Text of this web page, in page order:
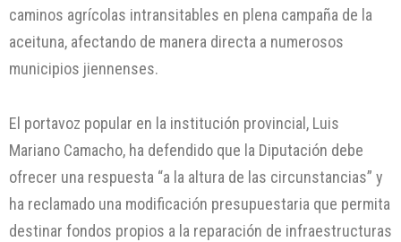
caminos agrícolas intransitables en plena campaña de la
aceituna, afectando de manera directa a numerosos
municipios jiennenses.
El portavoz popular en la institución provincial, Luis
Mariano Camacho, ha defendido que la Diputación debe
ofrecer una respuesta “a la altura de las circunstancias” y
ha reclamado una modificación presupuestaria que permita
destinar fondos propios a la reparación de infraestructuras